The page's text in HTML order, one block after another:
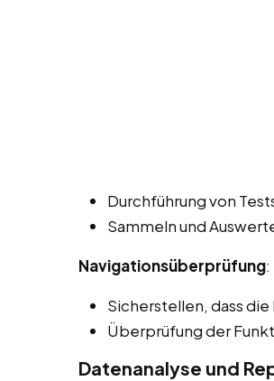
Durchführung von
Sammeln und
Navigationsüberprüfung:
Sicherstellen, dass
Überprüfung der
Datenanalyse und